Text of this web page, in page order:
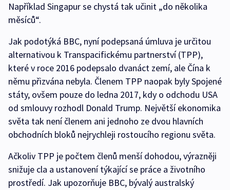
Například Singapur se chystá tak učinit „do několika
měsíců“.
Jak podotýká BBC, nyní podepsaná úmluva je určitou
alternativou k Transpacifickému partnerství (TPP),
které v roce 2016 podepsalo dvanáct zemí, ale Čína k
němu přizvána nebyla. Členem TPP naopak byly Spojené
státy, ovšem pouze do ledna 2017, kdy o odchodu USA
od smlouvy rozhodl Donald Trump. Největší ekonomika
světa tak není členem ani jednoho ze dvou hlavních
obchodních bloků nejrychleji rostoucího regionu světa.
Ačkoliv TPP je počtem členů menší dohodou, výrazněji
snižuje cla a ustanovení týkající se práce a životního
prostředí. Jak upozorňuje BBC, bývalý australský